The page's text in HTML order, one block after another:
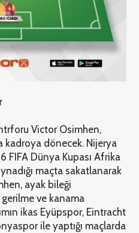
Victor Osimhen,
kadroya dönecek. Nijerya
FIFA Dünya Kupası Afrika
maçta sakatlanarak
ayak bileği
ve kanama
ikas Eyüpspor, Eintracht
ile yaptığı maçlarda